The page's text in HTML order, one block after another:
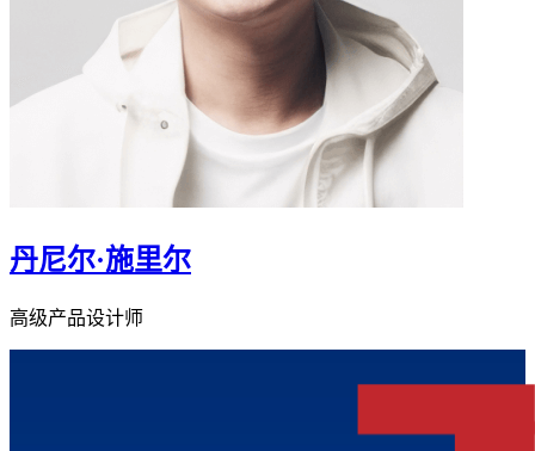
丹尼尔·施里尔
高级产品设计师